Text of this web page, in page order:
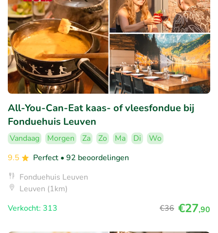
All-You-Can-Eat kaas- of vleesfondue bij
Fonduehuis Leuven
Vandaag Morgen Za Zo Ma Di
Wo
9.5
Perfect • 92 beoordelingen
Fonduehuis Leuven
Leuven (1km)
Verkocht: 313
€36 €27,90